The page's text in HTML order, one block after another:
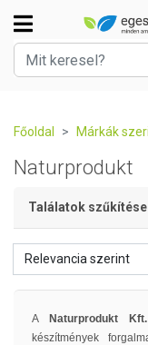
Főoldal Márkák
Naturprodukt
Találatok szűkítése
Relevancia szerint
A Naturprodukt
készítmények